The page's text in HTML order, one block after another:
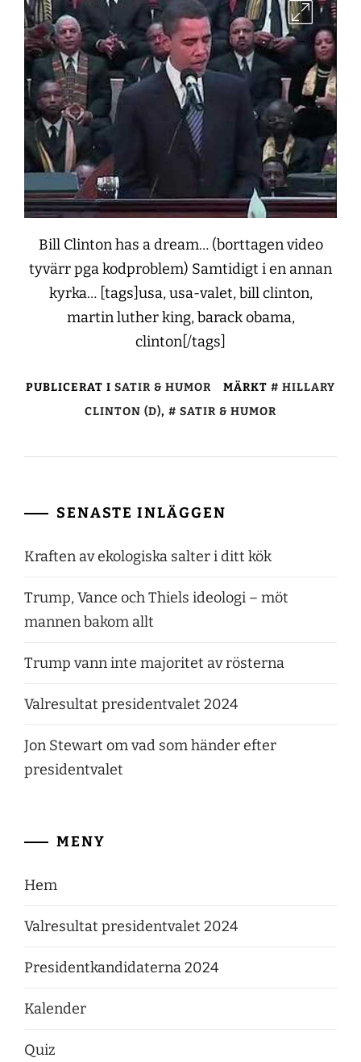
Bill Clinton has a dream… (borttagen video
tyvärr pga kodproblem) Samtidigt i en annan
kyrka… [tags]usa, usa-valet, bill clinton,
martin luther king, barack obama,
clinton[/tags]
PUBLICERAT I SATIR & HUMOR MÄRKT
HILLARY
CLINTON (D), SATIR & HUMOR
SENASTE INLÄGGEN
Kraften av ekologiska salter i ditt kök
Trump, Vance och Thiels ideologi – möt
mannen bakom allt
Trump vann inte majoritet av rösterna
Valresultat presidentvalet 2024
Jon Stewart om vad som händer efter
presidentvalet
MENY
Hem
Valresultat presidentvalet 2024
Presidentkandidaterna 2024
Kalender
Quiz